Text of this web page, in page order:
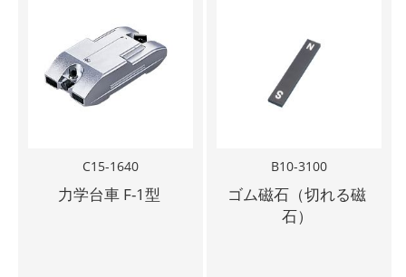
C15-1640
力学台車 F-1型
B10-3100
ゴム磁石（切れる磁
石）